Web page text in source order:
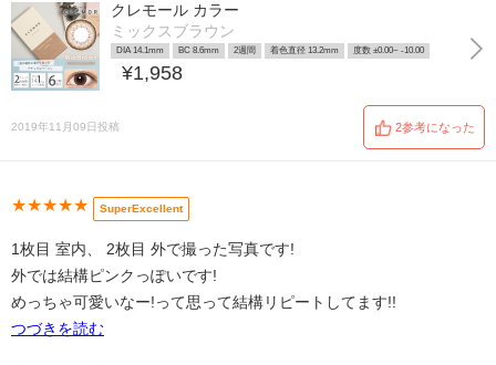
クレモール カラー
ミックスブラウン
DIA 14.1mm BC 8.6mm 2週間 着色直径 13.2mm 度数 ±0.00~ -10.00
¥1,958
2019年11月09日投稿 2参考になった
★★★★★ SuperExcellent
1枚目 室内、 2枚目 外で撮った写真です!
外では結構ピンクっぽいです!
めっちゃ可愛いなー!って思って結構リピートしてます!!
つづきを読む